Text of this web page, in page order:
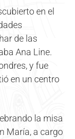
en el
de las
Ana Line.
y fue
en un centro
la misa
María, a cargo